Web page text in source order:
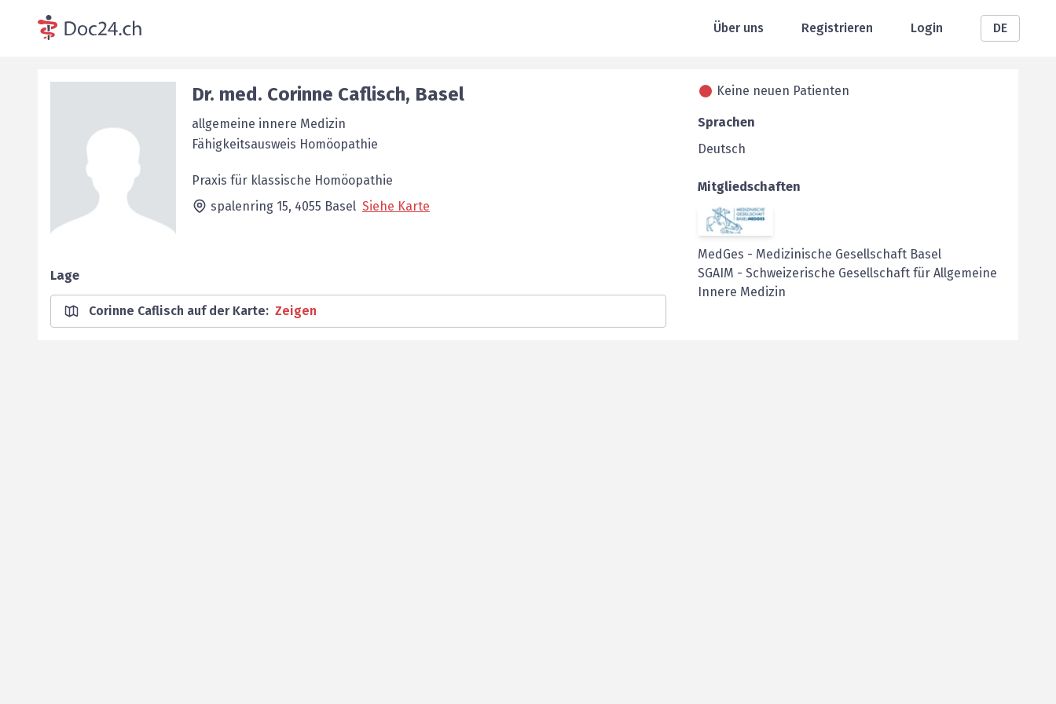
Über uns Registrieren Login DE
Dr. med. Corinne Caflisch, Basel
allgemeine innere Medizin
Fähigkeitsausweis Homöopathie
Praxis für klassische Homöopathie
spalenring 15, 4055 Basel Siehe Karte
Lage
Corinne Caflisch auf der Karte: Zeigen
Keine neuen Patienten
Sprachen
Deutsch
Mitgliedschaften
MedGes - Medizinische Gesellschaft Basel
SGAIM - Schweizerische Gesellschaft für Allgemeine
Innere Medizin